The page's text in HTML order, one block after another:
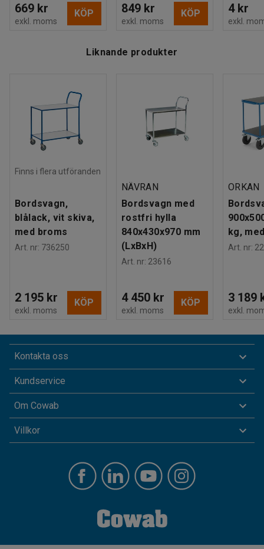
669 kr
exkl. moms
KÖP 849 kr
exkl. moms
KÖP 4 kr
exkl.
Liknande produkter
Finns i flera utföranden
Bordsvagn,
blålack, vit skiva,
med broms
Art. nr: 736250
2 195 kr
exkl. moms
KÖP
NÄVRAN
Bordsvagn med
rostfri hylla
840x430x970 mm
(LxBxH)
Art. nr: 23616
4 450 kr
exkl. moms
KÖP
ORKAN
kg,
Art. nr:
3 189
exkl.
Kontakta oss
Kundservice
Om Cowab
Villkor